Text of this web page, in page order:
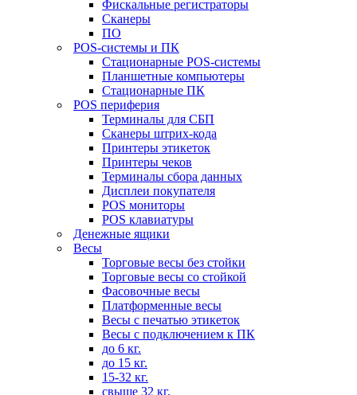
Фискальные регистраторы
Сканеры
ПО
POS-системы и ПК
Стационарные POS-системы
Планшетные компьютеры
Стационарные ПК
POS периферия
Терминалы для СБП
Сканеры штрих-кода
Принтеры этикеток
Принтеры чеков
Терминалы сбора данных
Дисплеи покупателя
POS мониторы
POS клавиатуры
Денежные ящики
Весы
Торговые весы без стойки
Торговые весы со стойкой
Фасовочные весы
Платформенные весы
Весы с печатью этикеток
Весы с подключением к ПК
до 6 кг.
до 15 кг.
15-32 кг.
свыше 32 кг.